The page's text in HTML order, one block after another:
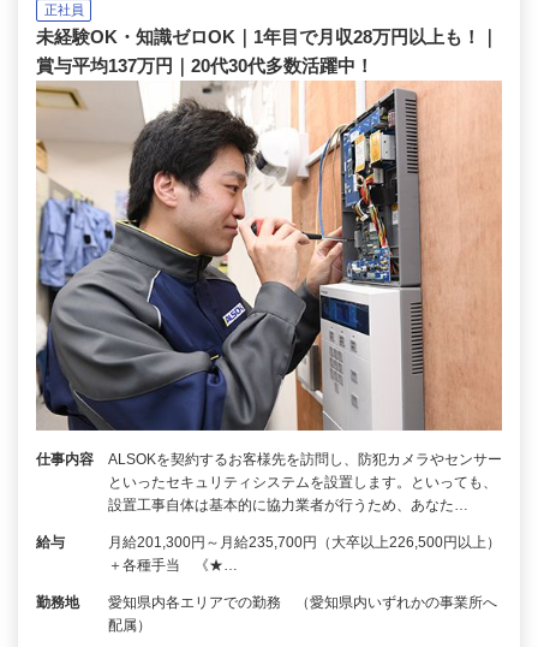
正社員
未経験OK・知識ゼロOK｜1年目で月収28万円以上も！｜
賞与平均137万円｜20代30代多数活躍中！
仕事内容
ALSOKを契約するお客様先を訪問し、防犯カメラやセンサー
といったセキュリティシステムを設置します。といっても、
設置工事自体は基本的に協力業者が行うため、あなた…
給与
月給201,300円～月給235,700円（大卒以上226,500円以上）
＋各種手当 《★…
勤務地
愛知県内各エリアでの勤務 （愛知県内いずれかの事業所へ
配属）